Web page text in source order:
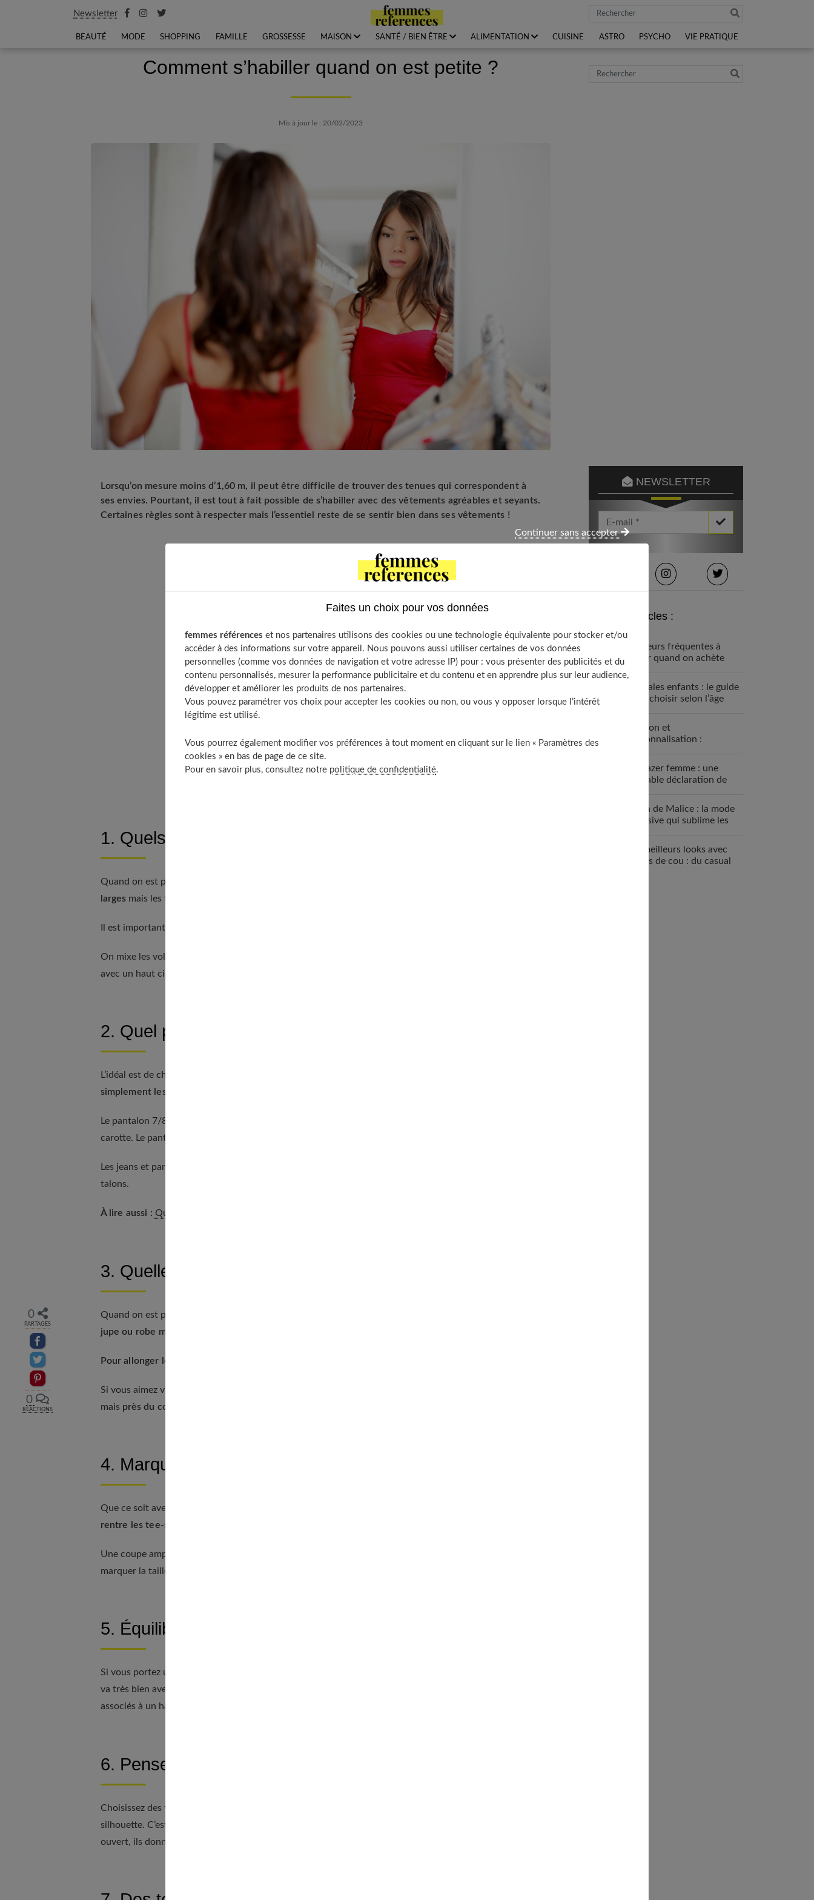
Newsletter Rechercher
BEAUTÉ MODE SHOPPING FAMILLE GROSSESSE MAISON SANTÉ / BIEN ÊTRE ALIMENTATION CUISINE ASTRO PSYCHO VIE PRATIQUE
Comment s’habiller quand on est petite ?
Mis à jour le : 20/02/2023
Lorsqu’on mesure moins d’1,60 m, il peut être difficile de trouver des tenues qui correspondent à
ses envies. Pourtant, il est tout à fait possible de s’habiller avec des vêtements agréables et seyants.
Certaines règles sont à respecter mais l’essentiel reste de se sentir bien dans ses vêtements !
0
PARTAGES
Partager sur facebook
Partager sur Twitter
Epingler sur Pinterest
0
RÉACTIONS
2. Quel pantalon quand on est petite ?
4. Marquer la taille
5. Équilibrez les pièces
6. Pensez hauteur
7. Des tenues unies
8. On évite les gros motifs
10. Et les chaussures ?
À découvrir aussi
1. Quels hauts porter quand on fait moins d’1,60 mètre ?
Quand on est petite, on peut porter presque n’importe quel haut.
larges mais les tee-shirts à manches, les débardeurs, les blouses, les chemises sont à votre portée.
Il est important de bien choisir les détails. Pour allonger la silhouette, on opte pour
On mixe les volumes : avec un haut un peu ample, on choisit un bas plus près du corps. Inversement,
avec un haut cintré, on peut se permettre un bas plus évasé, plus large.
2. Quel pantalon quand on est petite ?
L’idéal est dechoisir des pantalons taille haute
simplement les modèles taille basse.
Le pantalon 7/8 permet d’allonger la silhouette. Si vous avez quelques formes, optez pour un pantalon
carotte. Le pantalon cigarette s’associe parfaitement à un haut un peu fluide.
Les jeans et pantalons slims et skinnys allongent les jambes. Les
talons.
À lire aussi : Quel jean choisir quand on est petite ?
3. Quelles robes ou jupes quand on est petite ?
Quand on est petite, mieux vaut porter des modèles courts. On peut choisir n’importe quelle forme :
jupe ou robe mini, droite, patineuse…
Pour allonger les jambes,
Si vous aimez vraiment les robes ou les jupes longues, optez pour un modèle monochrome ou à motifs
mais près du corps
4. Marquer la taille
Que ce soit avec un pantalon ou une jupe, on choisit un modèle taille haute et qui marque la taille.
rentre les tee-shirts et chemises dans le pantalon ou la jupe
Une coupe ample est tout à fait possible et peut être
marquer la taille.
5. Équilibrez les pièces
Si vous portez une pièce près du corps, elle peut être
va très bien avec un jean slim ou skinny. Inversement, un pantalon ou une jupe large pourront être
associés à un haut près du corps.
6. Pensez hauteur
Choisissez des vêtements qui donnent
silhouette. C’est le cas des chemises mais aussi des gilets, des cardigans, des vestes. En les portant
ouvert, ils donnent une illusion de grandeur en accentuant le côté vertical sans couper la silhouette.
Rechercher
NEWSLETTER
Votre Email *
Derniers articles :
5 erreurs fréquentes à
éviter quand on achète
enfants
Sandales enfants : le guide
pour choisir selon l’âge
Fashion et
personnalisation :
Le blazer femme : une
véritable déclaration de
Grain de Malice : la mode
inclusive qui sublime les
Les meilleurs looks avec
un ras de cou : du casual
Faites un choix pour vos données
femmes références et nos partenaires utilisons des cookies ou une technologie équivalente pour stocker et/ou
accéder à des informations sur votre appareil. Nous pouvons aussi utiliser certaines de vos données
personnelles (comme vos données de navigation et votre adresse IP) pour : vous présenter des publicités et du
contenu personnalisés, mesurer la performance publicitaire et du contenu et en apprendre plus sur leur audience,
développer et améliorer les produits de nos partenaires.
Vous pouvez paramétrer vos choix pour accepter les cookies ou non, ou vous y opposer lorsque l’intérêt
légitime est utilisé.
Vous pourrez également modifier vos préférences à tout moment en cliquant sur le lien « Paramètres des
cookies » en bas de page de ce site.
Pour en savoir plus, consultez notre politique de confidentialité.
Continuer sans accepter